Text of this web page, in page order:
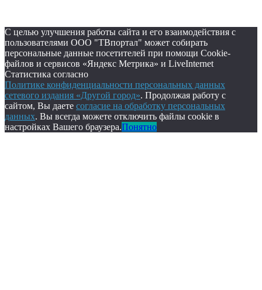
С целью улучшения работы сайта и его взаимодействия с
пользователями ООО "ТВпортал" может собирать
персональные данные посетителей при помощи Cookie-
файлов и сервисов «Яндекс Метрика» и LiveInternet
Статистика согласно
Политике конфиденциальности персональных данных
сетевого издания «Другой город». Продолжая работу с
сайтом, Вы даете согласие на обработку персональных
данных. Вы всегда можете отключить файлы cookie в
настройках Вашего браузера.Понятно